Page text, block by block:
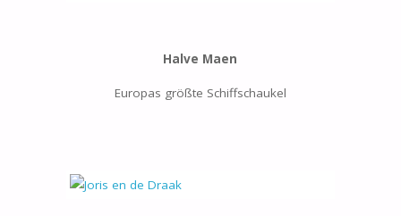
Halve Maen
Europas größte Schiffschaukel